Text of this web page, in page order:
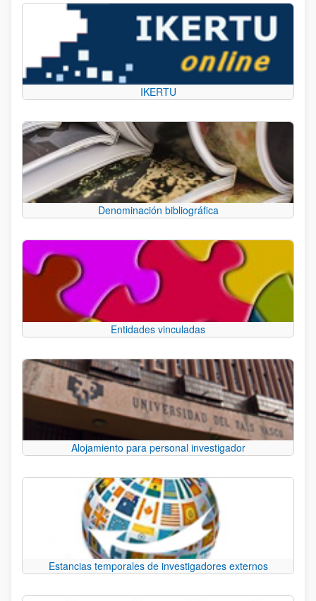
IKERTU
Denominación bibliográfica
Entidades vinculadas
Alojamiento para personal investigador
Estancias temporales de investigadores externos